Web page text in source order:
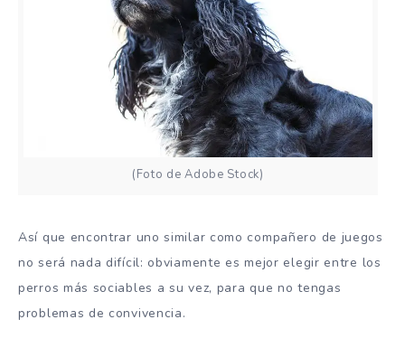
(Foto de Adobe Stock)
Así que encontrar uno similar como compañero de juegos
no será nada difícil: obviamente es mejor elegir entre los
perros más sociables a su vez, para que no tengas
problemas de convivencia.